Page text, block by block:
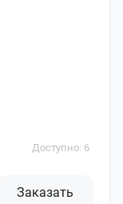
Доступно: 6
Заказать